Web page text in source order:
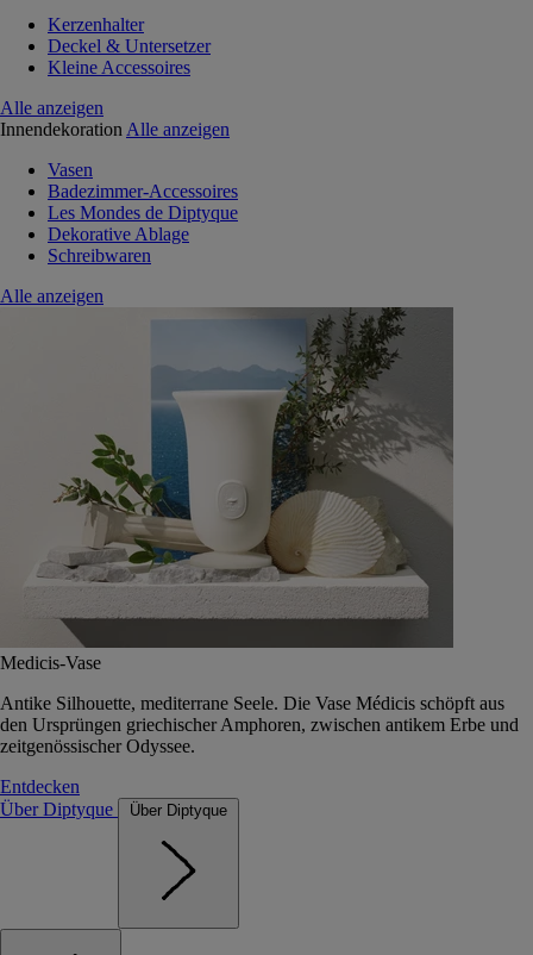
Kerzenhalter
Deckel & Untersetzer
Kleine Accessoires
Alle anzeigen
Innendekoration Alle anzeigen
Vasen
Badezimmer-Accessoires
Les Mondes de Diptyque
Dekorative Ablage
Schreibwaren
Alle anzeigen
Medicis-Vase
Antike Silhouette, mediterrane Seele. Die Vase Médicis schöpft aus
den Ursprüngen griechischer Amphoren, zwischen antikem Erbe und
zeitgenössischer Odyssee.
Entdecken
Über Diptyque
Über Diptyque